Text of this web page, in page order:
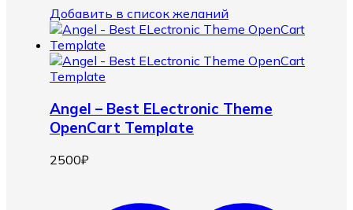
Добавить в список желаний
Angel – Best ELectronic Theme
OpenCart Template
2500₽